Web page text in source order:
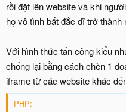
rồi đặt lên website và khi
họ vô tình bất đắc dĩ trở
Với hình thức tấn công kiểu
chống lại bằng cách chèn 1
iframe từ các website khác
PHP: